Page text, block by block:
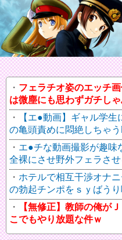
フェラチオ姿のエッチ
は微塵にも思わずガチし
【エ●動画】ギャル学
の亀頭責めに悶絶しちゃう
エ●チな動画撮影が趣味
全裸にさせ野外フェラさせ
ホテルで相互干渉オナ
の勃起チンポをｓｙばう
【無修正】教師の俺が
こでもやり放題な件ｗ